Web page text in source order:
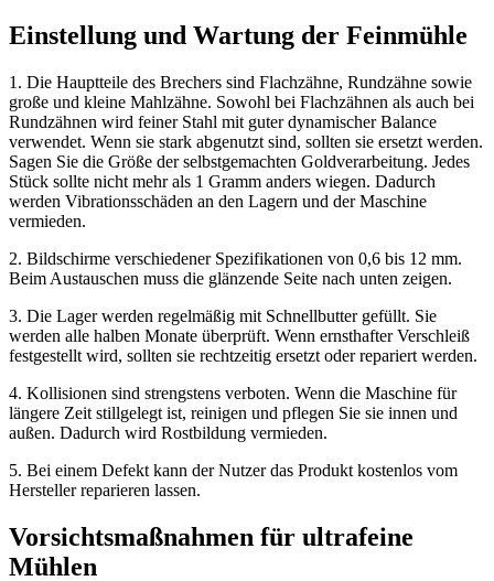
Einstellung und Wartung der Feinmühle
1. Die Hauptteile des Brechers sind Flachzähne, Rundzähne sowie
große und kleine Mahlzähne. Sowohl bei Flachzähnen als auch bei
Rundzähnen wird feiner Stahl mit guter dynamischer Balance
verwendet. Wenn sie stark abgenutzt sind, sollten sie ersetzt werden.
Sagen Sie die Größe der selbstgemachten Goldverarbeitung. Jedes
Stück sollte nicht mehr als 1 Gramm anders wiegen. Dadurch
werden Vibrationsschäden an den Lagern und der Maschine
vermieden.
2. Bildschirme verschiedener Spezifikationen von 0,6 bis 12 mm.
Beim Austauschen muss die glänzende Seite nach unten zeigen.
3. Die Lager werden regelmäßig mit Schnellbutter gefüllt. Sie
werden alle halben Monate überprüft. Wenn ernsthafter Verschleiß
festgestellt wird, sollten sie rechtzeitig ersetzt oder repariert werden.
4. Kollisionen sind strengstens verboten. Wenn die Maschine für
längere Zeit stillgelegt ist, reinigen und pflegen Sie sie innen und
außen. Dadurch wird Rostbildung vermieden.
5. Bei einem Defekt kann der Nutzer das Produkt kostenlos vom
Hersteller reparieren lassen.
Vorsichtsmaßnahmen für ultrafeine
Mühlen